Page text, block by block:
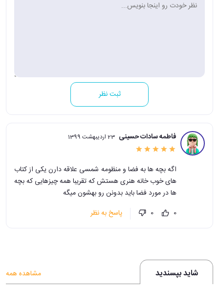
ثبت نظر
فاطمه سادات حسینی 23 اردیبهشت 1399
اگه بچه ها به فضا و منظومه شمسی علاقه دارن یکی از کتاب
های خوب خانه هنری هستش که تقریبا همه چیزهایی که بچه
ها در مورد فضا باید بدونن رو بهشون میگه
0
0 پاسخ به نظر
شاید بپسندید مشاهده همه